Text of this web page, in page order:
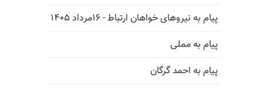
پیام به نیروهای خواهان ارتباط - ۱۶مرداد ۱۴۰۵
پیام به مملی
پیام به احمد گرگان